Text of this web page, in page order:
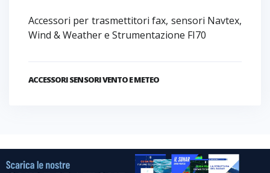
Accessori per trasmettitori fax, sensori Navtex,
Wind & Weather e Strumentazione FI70
ACCESSORI SENSORI VENTO E METEO